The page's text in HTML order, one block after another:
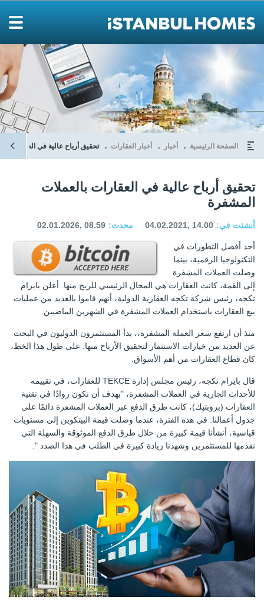
الصفحة الرئيسية أخبار أخبار العقارات تحقيق أرباح عالية في العقارات
تحقيق أرباح عالية في العقارات بالعملات
المشفرة
أنشئت في: 04.02.2021, 14.00 محدث: 02.01.2026, 08.59
أحد أفضل التطورات في
التكنولوجيا الرقمية، بينما
وصلت العملات المشفرة
إلى القمة، كانت العقارات هي المجال الرئيسي للربح منها. أعلن بايرام
تكجه، رئيس شركة تكجه العقارية الدولية، أنهم قاموا بالعديد من عمليات
بيع العقارات باستخدام العملات المشفرة في الشهرين الماضيين.
منذ أن ارتفع سعر العملة المشفرة،، بدأ المستثمرون الدوليون في البحث
عن العديد من خيارات الاستثمار لتحقيق الأرباح منها. على طول هذا الخط،
كان قطاع العقارات من أهم الأسواق.
قال بايرام تكجه، رئيس مجلس إدارة TEKCE للعقارات، في تقييمه
للأحداث الجارية في العملات المشفرة، "بهدف أن نكون روادًا في تقنية
العقارات (بروبتيك)، كانت طرق الدفع عبر العملات المشفرة دائمًا على
جدول أعمالنا. في هذه الفترة، عندما وصلت قيمة البيتكوين إلى مستويات
قياسية، أنشأنا قيمة كبيرة من خلال طرق الدفع الموثوقة والسهلة التي
نقدمها للمستثمرين وشهدنا زيادة كبيرة في الطلب في هذا الصدد ".